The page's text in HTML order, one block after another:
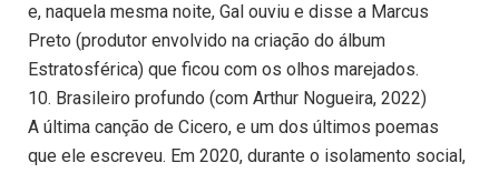
e, naquela mesma noite, Gal ouviu e disse a Marcus
Preto (produtor envolvido na criação do álbum
Estratosférica) que ficou com os olhos marejados.
10. Brasileiro profundo (com Arthur Nogueira, 2022)
A última canção de Cicero, e um dos últimos poemas
que ele escreveu. Em 2020, durante o isolamento social,